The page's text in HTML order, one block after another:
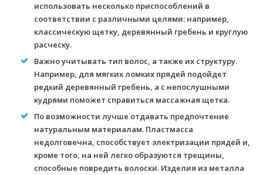
использовать несколько приспособлений в
соответствии с различными целями: например,
классическую щетку, деревянный гребень и круглую
расческу.
Важно учитывать тип волос, а также их структуру.
Например, для мягких ломких прядей подойдет
редкий деревянный гребень, а с непослушными
кудрями поможет справиться массажная щетка.
По возможности лучше отдавать предпочтение
натуральным материалам. Пластмасса
недолговечна, способствует электризации прядей и,
кроме того, на ней легко образуются трещины,
способные повредить волоски. Изделия из металла